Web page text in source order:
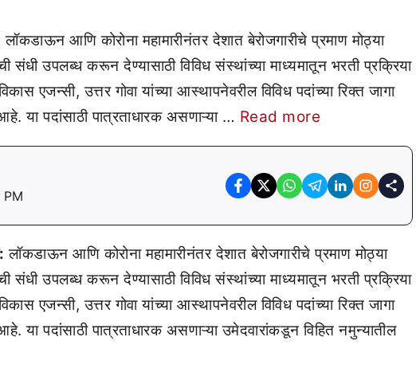
आणि कोरोना महामारीनंतर देशात बेरोजगारीचे प्रमाण मोठ्या
संधी उपलब्ध करून देण्यासाठी विविध संस्थांच्या माध्यमातून भरती प्रक्रिया
एजन्सी, उत्तर गोवा यांच्या आस्थापनेवरील विविध पदांच्या रिक्त जागा
या पदांसाठी पात्रताधारक असणाऱ्या … Read more
लॉकडाऊन आणि कोरोना महामारीनंतर देशात बेरोजगारीचे प्रमाण मोठ्या
संधी उपलब्ध करून देण्यासाठी विविध संस्थांच्या माध्यमातून भरती प्रक्रिया
एजन्सी, उत्तर गोवा यांच्या आस्थापनेवरील विविध पदांच्या रिक्त जागा
या पदांसाठी पात्रताधारक असणाऱ्या उमेदवारांकडून विहित नमुन्यातील